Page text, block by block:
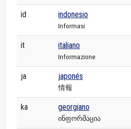
id indonesio
Informasi
it italiano
Informazione
ja japonés
情報
ka georgiano
ინფორმაცია